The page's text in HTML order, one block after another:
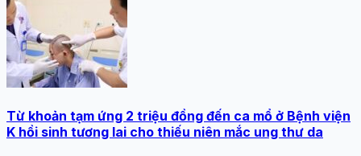
Từ khoản tạm ứng 2 triệu đồng đến ca mổ ở Bệnh viện
K hồi sinh tương lai cho thiếu niên mắc ung thư da